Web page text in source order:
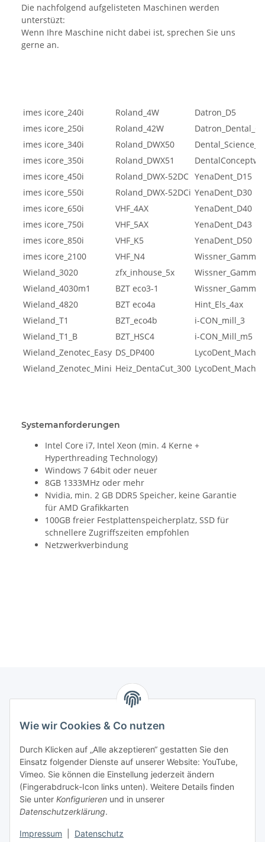
Die nachfolgend aufgelisteten Maschinen werden
unterstüzt:
Wenn Ihre Maschine nicht dabei ist, sprechen Sie uns
gerne an.
imes icore_240i Roland_4W
Datron_D5
imes icore_250i
Roland_42W
Datron_Dental_C
imes icore_340i
Roland_DWX50
imes icore_350i
Roland_DWX51
imes icore_450i
Roland_DWX-52DC YenaDent_D15
imes icore_550i
Roland_DWX-52DCi YenaDent_D30
imes icore_650i
VHF_4AX
YenaDent_D40
imes icore_750i
VHF_5AX
YenaDent_D43
imes icore_850i
VHF_K5
YenaDent_D50
imes icore_2100
VHF_N4
Wieland_3020
zfx_inhouse_5x
Wieland_4030m1
BZT eco3-1
Wieland_4820
BZT eco4a
Hint_Els_4ax
Wieland_T1
BZT_eco4b
i-CON_mill_3
Wieland_T1_B
BZT_HSC4
i-CON_Mill_m5
Wieland_Zenotec_Easy DS_DP400
LycoDent_Mach5
Wieland_Zenotec_Mini Heiz_DentaCut_300
Systemanforderungen
Intel Core i7, Intel Xeon (min. 4 Kerne +
Hyperthreading Technology)
Windows 7 64bit oder neuer
8GB 1333MHz oder mehr
Nvidia, min. 2 GB DDR5 Speicher, keine Garantie
für AMD Grafikkarten
100GB freier Festplattenspeicherplatz, SSD für
schnellere Zugriffszeiten empfohlen
Netzwerkverbindung
PROMADENT UG
Im Nordfeld 13
29336 Nienhagen
info@promadent.de
Wie wir Cookies & Co nutzen
Durch Klicken auf „Alle akzeptieren“ gestatten Sie den
Einsatz folgender Dienste auf unserer Website: YouTube,
Vimeo. Sie können die Einstellung jederzeit ändern
(Fingerabdruck-Icon links unten). Weitere Details finden
Sie unter Konfigurieren und in unserer
Datenschutzerklärung.
Impressum Datenschutz